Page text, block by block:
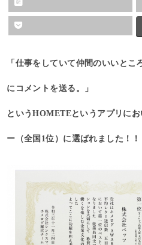
「仕事をしていて仲間のいいと
にコメントを送る。」
というHOMETEというアプリに
ー（全国1位）に選ばれました！！